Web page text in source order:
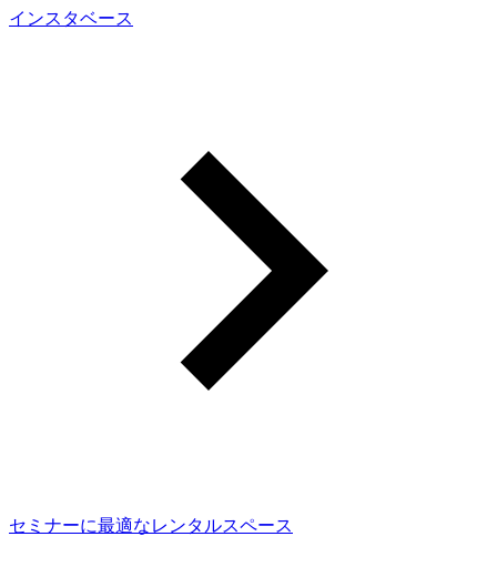
インスタベース
セミナーに最適なレンタルスペース